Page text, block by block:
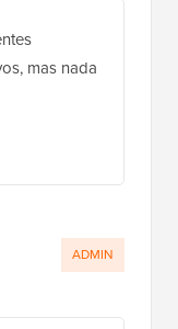
mas nada
ADMIN